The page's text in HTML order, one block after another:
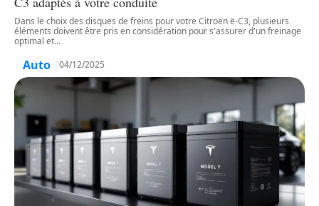
Dans le choix des disques de freins pour votre Citroën ë-C3, plusieurs
éléments doivent être pris en considération pour s'assurer d'un freinage
optimal et…
Auto 04/12/2025